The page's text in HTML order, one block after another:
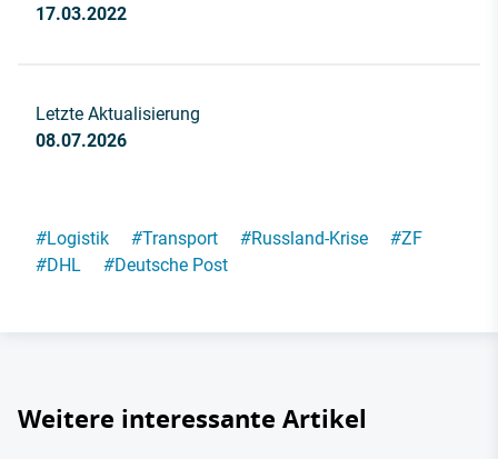
17.03.2022
Letzte Aktualisierung
08.07.2026
#Logistik #Transport #Russland-Krise #ZF
#DHL #Deutsche Post
Weitere interessante Artikel